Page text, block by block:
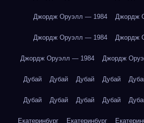
Джордж Оруэлл — 1984 Джордж
Джордж Оруэлл — 1984 Джордж
Джордж Оруэлл — 1984 Джордж
Дубай Дубай Дубай Дубай
Дубай Дубай Дубай Дубай
Екатеринбург Екатеринбург